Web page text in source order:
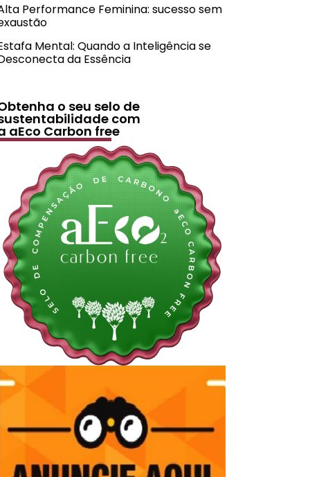
Performance Feminina: sucesso sem
Mental: Quando a Inteligência se
da Essência
o seu selo de
com
aEco Carbon free